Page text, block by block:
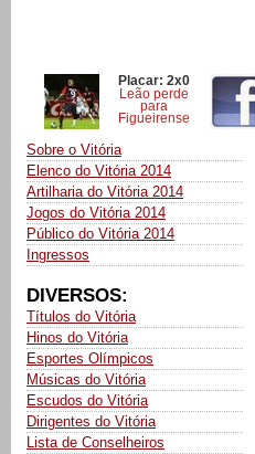
Placar: 2x0
Leão perde
para
Figueirense
Sobre o Vitória
Elenco do Vitória 2014
Artilharia do Vitória 2014
Jogos do Vitória 2014
Público do Vitória 2014
Ingressos
DIVERSOS:
Títulos do Vitória
Hinos do Vitória
Esportes Olímpicos
Músicas do Vitória
Escudos do Vitória
Dirigentes do Vitória
Lista de Conselheiros